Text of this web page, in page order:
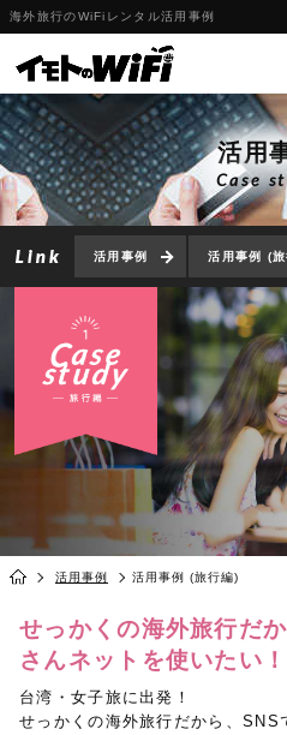
海外旅行のWiFiレンタル活用事例
活用
Case
活用事例 活用事例 (
活用事例 活用事例 (旅行編)
せっかくの海外旅行だ
さんネットを使いたい！
台湾・女子旅に出発！
せっかくの海外旅行だから、SNS